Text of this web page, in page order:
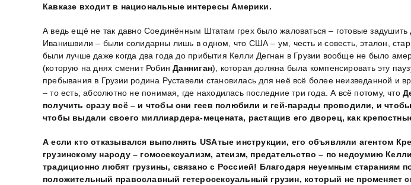
Кавказе входит в национальные интересы Америки.
А ведь ещё не так давно Соединённым Штатам грех было жаловаться – готовые
Иванишвили – были солидарны лишь в одном, что США – ум, честь и совесть, эталон,
были лучше даже когда два года до прибытия Келли Дегнан в Грузии вообще не было
(которую на днях сменит РобинДанниган), которая должна была компенсировать эту
пребывания в Грузии родина Руставели становилась для неё всё более неизведанной и
– то есть, абсолютно не понимая, где находилась последние три года. А всё потому, что
получить сразу всё – и чтобы они геев полюбили и гей-парады проводили, и
чтобы выдали своего миллиардера-мецената, растащив его дворец, как
А если кто отказывался выполнять USAтые инструкции, его объявляли агентом
грузинскому народу – гомосексуализм, атеизм, предательство – по недоумию
традиционно любят грузины, связано с Россией! Благодаря неуемным стараниям
положительный православный гетеросексуальный грузин, который не променяет